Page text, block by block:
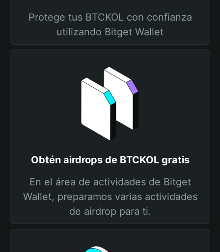
Protege tus BTCKOL con confianza
utilizando Bitget Wallet
Obtén airdrops de BTCKOL gratis
En el área de actividades de Bitget
Wallet, preparamos varias actividades
de airdrop para ti.